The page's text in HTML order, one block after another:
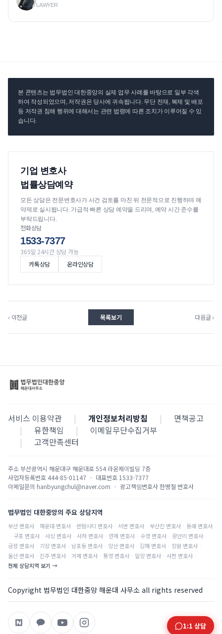
LAWYER
본 콘텐츠는 법무법인 대한중앙의 실제 업무 사례를 바탕으로 일부 각색
하여 작성되었으며, 저작권은 당사에 귀속됩니다. 무단 전재, 복제 및 배포
등 저작권 침해 행위에 대해서는 관련 법령에 따른 조치가 이루어질 수 있
습니다.
기업 변호사
법률상담예약
모든 상담은 전문변호사가 사건 검토를 마친 뒤 전문적으로 진행하며 예
약제로 실시됩니다. 가급적 빠른 상담 예약을 드리며, 예약 시간 준수를
부탁드립니다.
전화상담
1533-7377
365일 24시간 상담 가능
카톡상담
온라인상담
‹ 이전글 목록보기 다음글 ›
서비스 이용약관 | 개인정보처리방침 |
면책공고
|
유한책임 |
이메일무단수집거부
|
고객만족센터
주소부산광역시 해운대구 해운대로 554 라온제이빌딩 7층
사업자등록번호 444-85-01147 · 대표번호 1533-7377
이메일문의 hanbyungchul@naver.com · 광고책임변호사한병철 변호사
법무법인 대한중앙의 주요 상담지역
부산 변호사 · 해운대 변호사 · 센텀시티 변호사 · 서면 변호사 · 부산진 변호사 · 동래 변호사
· 구포 변호사 · 사상 변호사 · 사하 변호사 · 연제 변호사 · 수영 변호사 · 광안리 변호사 ·
금정 변호사 · 기장 변호사 · 남포동 변호사 · 양산 변호사 · 김해 변호사 · 창원 변호사 ·
울산 변호사 · 진주 변호사 · 거제 변호사 · 통영 변호사 · 밀양 변호사 · 사천 변호사 ·
전체 상담지역 보기 →
Copyright 법무법인 대한중앙 해운대 사무소 all rights reserved
1:1 상담